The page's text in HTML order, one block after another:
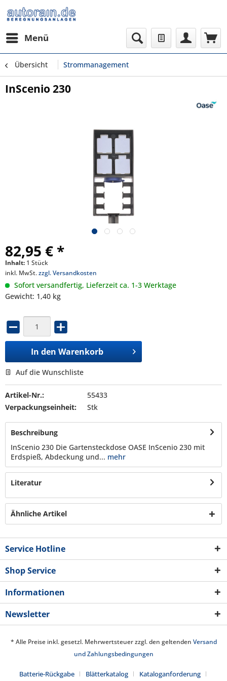
Menü
Übersicht Strommanagement
InScenio 230
82,95 € *
Inhalt: 1 Stück
inkl. MwSt.zzgl. Versandkosten
Sofort versandfertig, Lieferzeit ca. 1-3 Werktage
Gewicht: 1,40 kg
In den Warenkorb
Auf die Wunschliste
Artikel-Nr.:
55433
Verpackungseinheit:
Stk
Beschreibung
InScenio 230 Die Gartensteckdose OASE InScenio 230 mit
Erdspieß, Abdeckung und... mehr
Literatur
Ähnliche Artikel
Service Hotline
Shop Service
Informationen
Newsletter
* Alle Preise inkl. gesetzl. Mehrwertsteuer zzgl. den geltenden Versand
und Zahlungsbedingungen
Batterie-Rückgabe Blätterkatalog Kataloganforderung